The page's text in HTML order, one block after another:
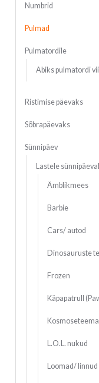
Numbrid
Pulmad
Pulmatordile
Abiks pulmatordi
Ristimise päevaks
Sõbrapäevaks
Sünnipäev
Lastele
Ämblikmees
Barbie
Cars/ autod
Dinosauruste
Frozen
Käpapatrull
Kosmoseteema
L.O.L. nukud
Loomad/ linnud